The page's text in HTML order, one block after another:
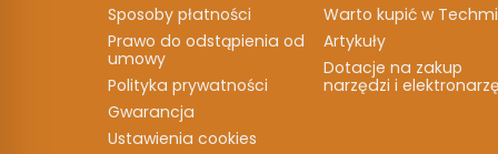
Sposoby płatności
Prawo do odstąpienia od
umowy
Polityka prywatności
Gwarancja
Ustawienia cookies
Warto kupić w
Artykuły
Dotacje na zakup
narzędzi i